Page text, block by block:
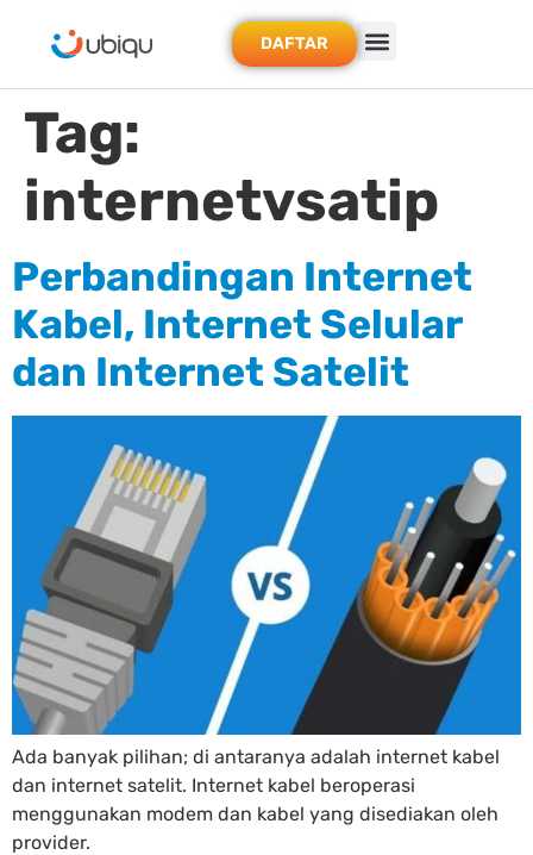
DAFTAR
Tag:
internetvsatip
Perbandingan Internet
Kabel, Internet Selular
dan Internet Satelit
Ada banyak pilihan; di antaranya adalah internet kabel
dan internet satelit. Internet kabel beroperasi
menggunakan modem dan kabel yang disediakan oleh
provider.